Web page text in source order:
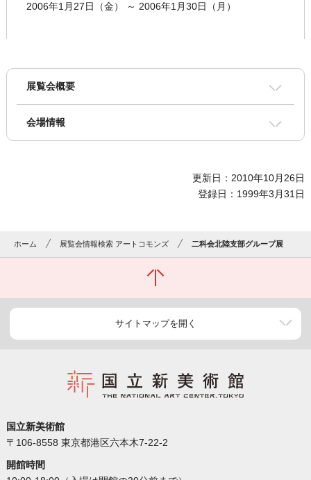
2006年1月27日（金） ～ 2006年1月30日（月）
展覧会概要
会場情報
更新日：2010年10月26日
登録日：1999年3月31日
ホーム 展覧会情報検索 アートコモンズ 二科会北陸支部グループ展
サイトマップを開く
国立新美術館
〒106-8558 東京都港区六本木7-22-2
開館時間